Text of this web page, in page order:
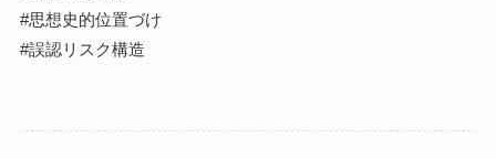
#思想史的位置づけ
#誤認リスク構造